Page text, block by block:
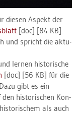
die­sen As­pekt der
[doc] [84 KB].
und spricht die ak­tu­
ler­nen his­to­ri­sche
[doc] [56 KB] für die
gibt es ein
his­to­ri­schen Kon­
als auch